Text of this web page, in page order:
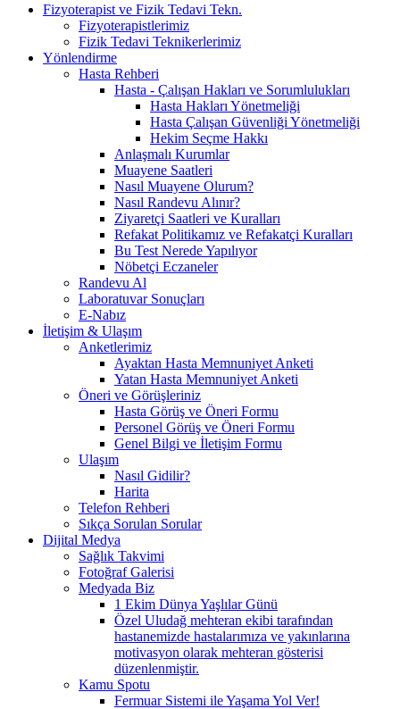
Fizyoterapist ve Fizik Tedavi Tekn.
Fizyoterapistlerimiz
Fizik Tedavi Teknikerlerimiz
Yönlendirme
Hasta Rehberi
Hasta - Çalışan Hakları ve Sorumlulukları
Hasta Hakları Yönetmeliği
Hasta Çalışan Güvenliği Yönetmeliği
Hekim Seçme Hakkı
Anlaşmalı Kurumlar
Muayene Saatleri
Nasıl Muayene Olurum?
Nasıl Randevu Alınır?
Ziyaretçi Saatleri ve Kuralları
Refakat Politikamız ve Refakatçi Kuralları
Bu Test Nerede Yapılıyor
Nöbetçi Eczaneler
Randevu Al
Laboratuvar Sonuçları
E-Nabız
İletişim & Ulaşım
Anketlerimiz
Ayaktan Hasta Memnuniyet Anketi
Yatan Hasta Memnuniyet Anketi
Öneri ve Görüşleriniz
Hasta Görüş ve Öneri Formu
Personel Görüş ve Öneri Formu
Genel Bilgi ve İletişim Formu
Ulaşım
Nasıl Gidilir?
Harita
Telefon Rehberi
Sıkça Sorulan Sorular
Dijital Medya
Sağlık Takvimi
Fotoğraf Galerisi
Medyada Biz
1 Ekim Dünya Yaşlılar Günü
Özel Uludağ mehteran ekibi tarafından
hastanemizde hastalarımıza ve yakınlarına
motivasyon olarak mehteran gösterisi
düzenlenmiştir.
Kamu Spotu
Fermuar Sistemi ile Yaşama Yol Ver!